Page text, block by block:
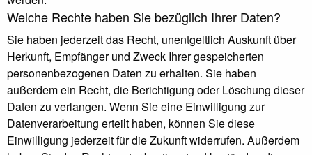
Welche Rechte haben Sie bezüglich Ihrer Daten?
Sie haben jederzeit das Recht, unentgeltlich Auskunft über
Herkunft, Empfänger und Zweck Ihrer gespeicherten
personenbezogenen Daten zu erhalten. Sie haben
außerdem ein Recht, die Berichtigung oder Löschung dieser
Daten zu verlangen. Wenn Sie eine Einwilligung zur
Datenverarbeitung erteilt haben, können Sie diese
Einwilligung jederzeit für die Zukunft widerrufen. Außerdem